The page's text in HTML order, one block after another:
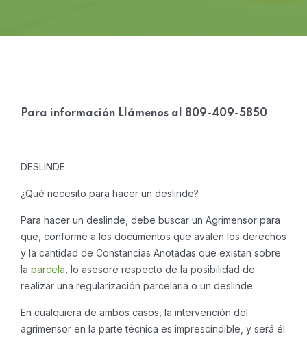
Para información Llámenos al 809-409-5850
DESLINDE
¿Qué necesito para hacer un deslinde?
Para hacer un deslinde, debe buscar un Agrimensor para
que, conforme a los documentos que avalen los derechos
y la cantidad de Constancias Anotadas que existan sobre
la parcela , lo asesore respecto de la posibilidad de
realizar una regularización parcelaria o un deslinde.
En cualquiera de ambos casos, la intervención del
agrimensor en la parte técnica es imprescindible, y será él